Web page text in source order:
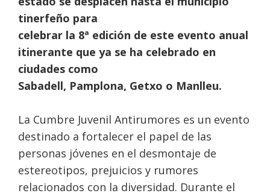
tinerfeño para
celebrar la 8ª edición de este evento anual
itinerante que ya se ha celebrado en
ciudades como
Sabadell, Pamplona, Getxo o Manlleu.
La Cumbre Juvenil Antirumores es un evento
destinado a fortalecer el papel de las
personas jóvenes en el desmontaje de
estereotipos, prejuicios y rumores
relacionados con la diversidad. Durante el